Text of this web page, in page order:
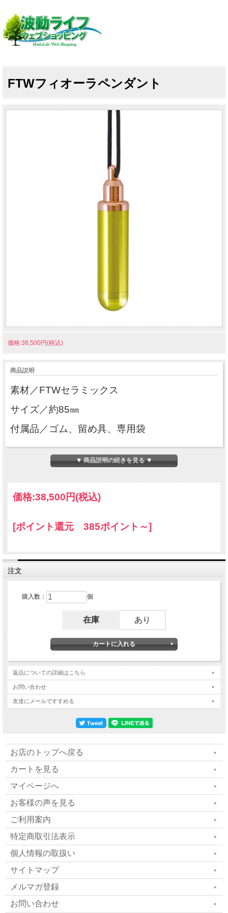
FTWフィオーラペンダント
価格:38,500円(税込)
商品説明
素材／FTWセラミックス
サイズ／約85㎜
付属品／ゴム、留め具、専用袋
▼ 商品説明の続きを見る ▼
価格:38,500円(税込)
[ポイント還元 385ポイント～]
注文
購入数： 個
在庫 あり
返品についての詳細はこちら
お問い合わせ
友達にメールですすめる
お店のトップへ戻る
カートを見る
マイページへ
お客様の声を見る
ご利用案内
特定商取引法表示
個人情報の取扱い
サイトマップ
メルマガ登録
お問い合わせ